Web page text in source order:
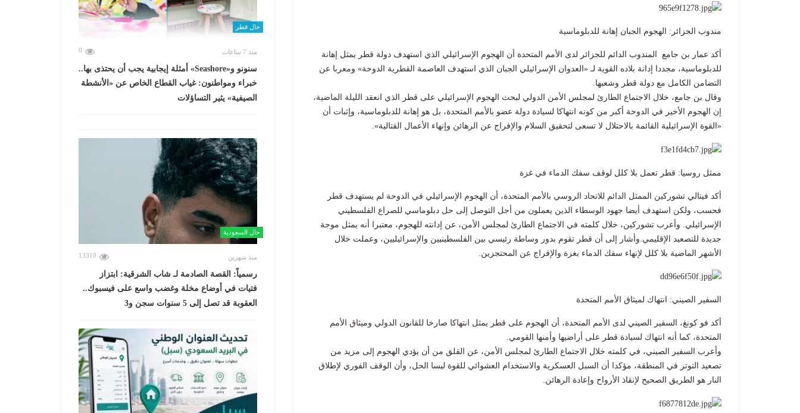
مندوب الجزائر: الهجوم الجبان إهانة للدبلوماسية
أكد عمار بن جامع المندوب الدائم للجزائر لدى الأمم المتحدة أن الهجوم الإسرائيلي الذي استهدف دولة قطر يمثل إهانة
للدبلوماسية، مجددا إدانة بلاده القوية لـ «العدوان الإسرائيلي الجبان الذي استهدف العاصمة القطرية الدوحة» ومعربا عن
التضامن الكامل مع دولة قطر وشعبها.
وقال بن جامع، خلال الاجتماع الطارئ لمجلس الأمن الدولي لبحث الهجوم الإسرائيلي على قطر الذي انعقد الليلة الماضية،
إن الهجوم الأخير في الدوحة أكبر من كونه انتهاكا لسيادة دولة عضو بالأمم المتحدة، بل هو إهانة للدبلوماسية، وإثبات أن
«القوة الإسرائيلية القائمة بالاحتلال لا تسعى لتحقيق السلام والإفراج عن الرهائن وإنهاء الأعمال القتالية».
ممثل روسيا: قطر تعمل بلا كلل لوقف سفك الدماء في غزة
أكد فيتالي تشوركين الممثل الدائم للاتحاد الروسي بالأمم المتحدة، أن الهجوم الإسرائيلي في الدوحة لم يستهدف قطر
فحسب، ولكن استهدف أيضا جهود الوسطاء الذين يعملون من أجل التوصل إلى حل دبلوماسي للصراع الفلسطيني
الإسرائيلي. وأعرب تشوركين، خلال كلمته في الاجتماع الطارئ لمجلس الأمن، عن إدانته للهجوم، معتبرا أنه يمثل موجة
جديدة للتصعيد الإقليمي.وأشار إلى أن قطر تقوم بدور وساطة رئيسي بين الفلسطينيين والإسرائيليين، وعملت خلال
الأشهر الماضية بلا كلل لإنهاء سفك الدماء بغزة والإفراج عن المحتجزين.
السفير الصيني: انتهاك لميثاق الأمم المتحدة
أكد فو كونغ، السفير الصيني لدى الأمم المتحدة، أن الهجوم على قطر يمثل انتهاكا صارخا للقانون الدولي وميثاق الأمم
المتحدة، كما أنه انتهاك لسيادة قطر على أراضيها وأمنها القومي.
وأعرب السفير الصيني، في كلمته خلال الاجتماع الطارئ لمجلس الأمن، عن القلق من أن يؤدي الهجوم إلى مزيد من
تصعيد التوتر في المنطقة، مؤكدا أن السبل العسكرية والاستخدام العشوائي للقوة ليسا الحل، وأن الوقف الفوري لإطلاق
النار هو الطريق الصحيح لإنقاذ الأرواح وإعادة الرهائن.
حال قطر
منذ 7 ساعات 0
سنونو و«Seashore» أمثلة إيجابية يجب أن يحتذى بها..
خبراء ومواطنون: غياب القطاع الخاص عن «الأنشطة
الصيفية» يثير التساؤلات
حال السعودية
منذ شهرين 13310
رسمياً: القصة الصادمة لـ شاب الشرقية: ابتزاز
فتيات في أوضاع مخلة وغضب واسع على فيسبوك..
العقوبة قد تصل إلى 5 سنوات سجن و3